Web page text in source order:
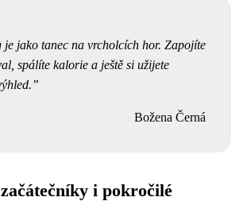
jako tanec na vrcholcích hor. Zapojíte
spálíte kalorie a ještě si užijete
Božena Černá
i pokročilé